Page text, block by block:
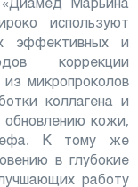
используют
эффективных и
коррекции
микропроколов
коллагена и
обновлению кожи,
К тому же
в глубокие
работу